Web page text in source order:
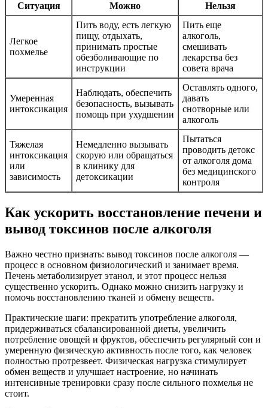
Ситуация Можно Нельзя
Легкое
похмелье
Пить воду, есть легкую
пищу, отдыхать,
принимать простые
обезболивающие по
инструкции
Пить еще
алкоголь,
смешивать
лекарства без
совета врача
Умеренная
интоксикация
Наблюдать, обеспечить
безопасность, вызывать
помощь при ухудшении
Оставлять одного,
давать
снотворные или
алкоголь
Тяжелая
интоксикация
или
зависимость
Немедленно вызывать
скорую или обращаться
в клинику для
детоксикации
Пытаться
проводить детокс
от алкоголя дома
без медицинского
контроля
Как ускорить восстановление печени и
вывод токсинов после алкоголя
Важно честно признать: вывод токсинов после алкоголя —
процесс в основном физиологический и занимает время.
Печень метаболизирует этанол, и этот процесс нельзя
существенно ускорить. Однако можно снизить нагрузку и
помочь восстановлению тканей и обмену веществ.
Практические шаги: прекратить употребление алкоголя,
придерживаться сбалансированной диеты, увеличить
потребление овощей и фруктов, обеспечить регулярный сон и
умеренную физическую активность после того, как человек
полностью протрезвеет. Физическая нагрузка стимулирует
обмен веществ и улучшает настроение, но начинать
интенсивные тренировки сразу после сильного похмелья не
стоит.